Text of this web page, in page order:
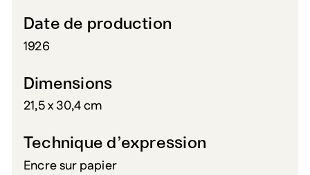
Date de production
1926
Dimensions
21,5 x 30,4 cm
Technique d’expression
Encre sur papier